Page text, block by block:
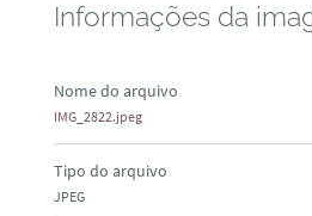
Informações da
Nome do arquivo
IMG_2822.jpeg
Tipo do arquivo
JPEG